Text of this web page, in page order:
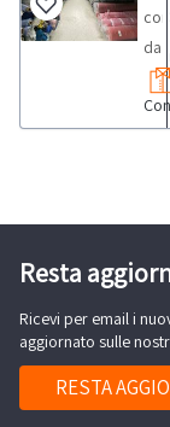
tra
cui
che
da
da
di
Si
che
Resta
Ricevi per email i
aggiornato sulle
RESTA